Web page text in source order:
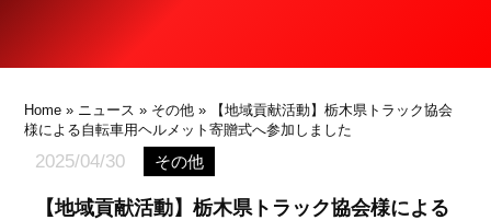
Home » ニュース » その他 » 【地域貢献活動】栃木県トラック協会
様による自転車用ヘルメット寄贈式へ参加しました
2025/04/30 その他
【地域貢献活動】栃木県トラック協会様による